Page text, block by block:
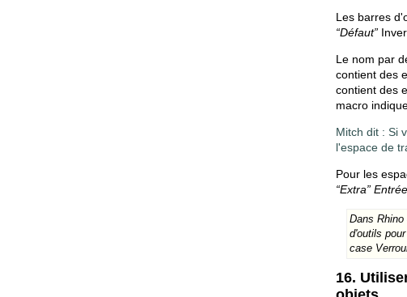
Les barres
“Défaut”
Le nom par
contient des
contient des
macro
Mitch dit : Si
l'espace de
Pour les
“Extra”
Dans
d'outils
case
16.